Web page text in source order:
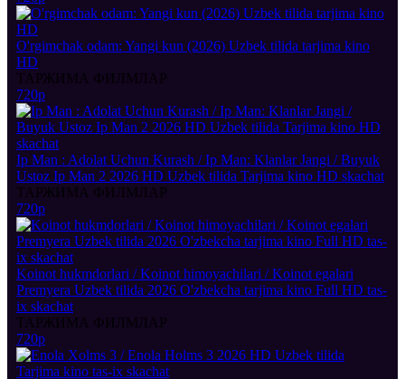
O'rgimchak odam: Yangi kun (2026) Uzbek tilida tarjima kino
HD
ТАРЖИМА ФИЛМЛАР
720p
Ip Man : Adolat Uchun Kurash / Ip Man: Klanlar Jangi / Buyuk
Ustoz Ip Man 2 2026 HD Uzbek tilida Tarjima kino HD skachat
ТАРЖИМА ФИЛМЛАР
720p
Koinot hukmdorlari / Koinot himoyachilari / Koinot egalari
Premyera Uzbek tilida 2026 O'zbekcha tarjima kino Full HD tas-
ix skachat
ТАРЖИМА ФИЛМЛАР
720p